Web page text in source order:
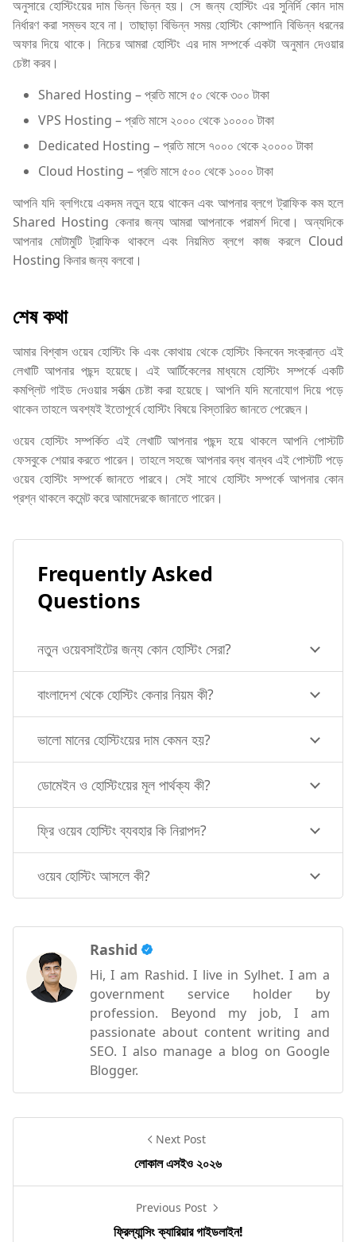
অনুসারে হোস্টিংয়ের দাম ভিন্ন ভিন্ন হয়। সে জন্য হোস্টিং এর সুনির্দি কোন দাম
নির্ধারণ করা সম্ভব হবে না। তাছাড়া বিভিন্ন সময় হোস্টিং কোম্পানি বিভিন্ন ধরনের
অফার দিয়ে থাকে। নিচের আমরা হোস্টিং এর দাম সম্পর্কে একটা অনুমান দেওয়ার
চেষ্টা করব।
Shared Hosting – প্রতি মাসে ৫০ থেকে ৩০০ টাকা
VPS Hosting – প্রতি মাসে ২০০০ থেকে ১০০০০ টাকা
Dedicated Hosting – প্রতি মাসে ৭০০০ থেকে ২০০০০ টাকা
Cloud Hosting – প্রতি মাসে ৫০০ থেকে ১০০০ টাকা
আপনি যদি ব্লগিংয়ে একদম নতুন হয়ে থাকেন এবং আপনার ব্লগে ট্রাফিক কম হলে
Shared Hosting কেনার জন্য আমরা আপনাকে পরামর্শ দিবো। অন্যদিকে
আপনার মোটামুটি ট্রাফিক থাকলে এবং নিয়মিত ব্লগে কাজ করলে Cloud
Hosting কিনার জন্য বলবো।
শেষ কথা
আমার বিশ্বাস ওয়েব হোস্টিং কি এবং কোথায় থেকে হোস্টিং কিনবেন সংক্রান্ত এই
লেখাটি আপনার পছন্দ হয়েছে। এই আর্টিকেলের মাধ্যমে হোস্টিং সম্পর্কে একটি
কমপ্লিট গাইড দেওয়ার সর্বাত্ম চেষ্টা করা হয়েছে। আপনি যদি মনোযোগ দিয়ে পড়ে
থাকেন তাহলে অবশ্যই ইতোপূর্বে হোস্টিং বিষয়ে বিস্তারিত জানতে পেরেছন।
ওয়েব হোস্টিং সম্পর্কিত এই লেখাটি আপনার পছন্দ হয়ে থাকলে আপনি পোস্টটি
ফেসবুকে শেয়ার করতে পারেন। তাহলে সহজে আপনার বন্ধ বান্ধব এই পোস্টটি পড়ে
ওয়েব হোস্টিং সম্পর্কে জানতে পারবে। সেই সাথে হোস্টিং সম্পর্কে আপনার কোন
প্রশ্ন থাকলে কমেন্ট করে আমাদেরকে জানাতে পারেন।
Frequently Asked
Questions
নতুন ওয়েবসাইটের জন্য কোন হোস্টিং সেরা?
বাংলাদেশ থেকে হোস্টিং কেনার নিয়ম কী?
ভালো মানের হোস্টিংয়ের দাম কেমন হয়?
ডোমেইন ও হোস্টিংয়ের মূল পার্থক্য কী?
ফ্রি ওয়েব হোস্টিং ব্যবহার কি নিরাপদ?
ওয়েব হোস্টিং আসলে কী?
Rashid
Hi, I am Rashid. I live in Sylhet. I am a
government service holder by
profession. Beyond my job, I am
passionate about content writing and
SEO. I also manage a blog on Google
Blogger.
Next Post
লোকাল এসইও ২০২৬
Previous Post
ফ্রিল্যান্সিং ক্যারিয়ার গাইডলাইন!